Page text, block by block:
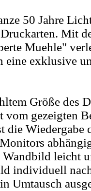
50 Jahre
Mit
Muehle"
eine exklusive
Größe des
vom gezeigten
die Wiedergabe
Wandbild leicht
individuell
Umtausch